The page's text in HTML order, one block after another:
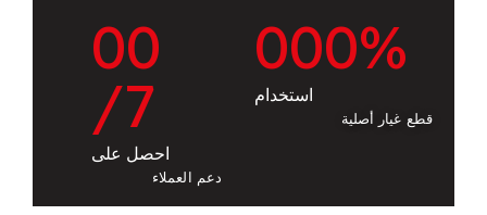
000%
استخدام
قطع غيار أصلية
00
/7
احصل على
دعم العملاء